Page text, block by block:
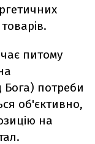
питому
Бога) потреби
об'єктивно,
на